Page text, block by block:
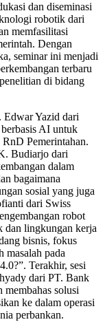
dan diseminasi
robotik dari
memfasilitasi
Dengan
seminar ini menjadi
terbaru
di bidang
Edwar Yazid dari
AI untuk
Pemerintahan.
Budiarjo dari
dalam
bagaimana
sosial yang juga
dari Swiss
robot
dan lingkungan kerja
bisnis, fokus
masalah pada
Terakhir, sesi
dari PT. Bank
membahas solusi
ke dalam operasi
perbankan.